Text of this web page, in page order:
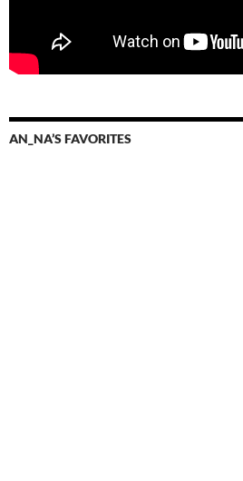
AN_NA’S FAVORITES